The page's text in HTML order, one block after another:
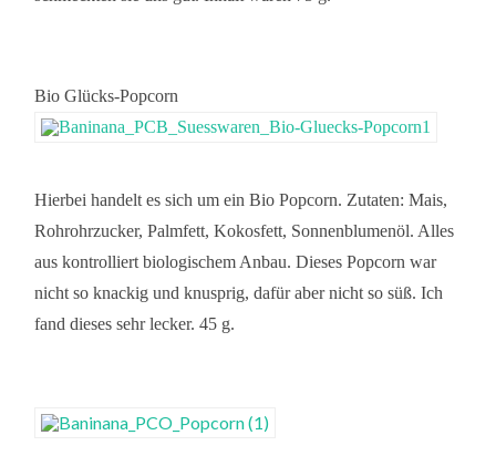
Bio Glücks-Popcorn
Hierbei handelt es sich um ein Bio Popcorn. Zutaten: Mais,
Rohrohrzucker, Palmfett, Kokosfett, Sonnenblumenöl. Alles
aus kontrolliert biologischem Anbau. Dieses Popcorn war
nicht so knackig und knusprig, dafür aber nicht so süß. Ich
fand dieses sehr lecker. 45 g.